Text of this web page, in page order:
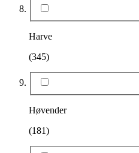
Harve
(345)
Høvender
(181)